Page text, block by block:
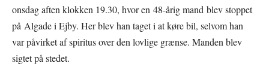
onsdag aften klokken 19.30, hvor en 48-årig mand blev stoppet
på Algade i Ejby. Her blev han taget i at køre bil, selvom han
var påvirket af spiritus over den lovlige grænse. Manden blev
sigtet på stedet.